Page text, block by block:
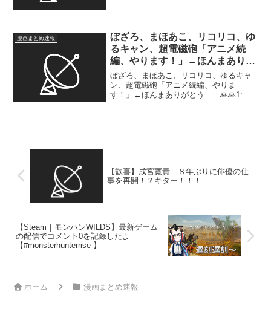
漫画まとめ速報
ぼざろ、まほあこ、リコリコ、ゆ
るキャン、超電磁砲「アニメ続
編、やります！」←ほんまありが
とう……🙏🙏
ぼざろ、まほあこ、リコリコ、ゆるキャ
ン、超電磁砲「アニメ続編、やりま
す！」←ほんまありがとう……🙏🙏1:
【歓喜】成宮寛貴 ８年ぶりに俳優の仕
事を再開！？キター！！！
【Steam｜モンハンWILDS】最新ゲーム
の配信でコメント0を記録したよ
【#monsterhunterrise 】
ホーム 漫画まとめ速報